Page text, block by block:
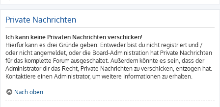
Private Nachrichten
Ich kann keine Privaten Nachrichten verschicken!
Hierfür kann es drei Gründe geben: Entweder bist du nicht registriert und /
oder nicht angemeldet, oder die Board-Administration hat Private Nachrichten
für das komplette Forum ausgeschaltet. Außerdem könnte es sein, dass der
Administrator dir das Recht, Private Nachrichten zu verschicken, entzogen hat.
Kontaktiere einen Administrator, um weitere Informationen zu erhalten.
Nach oben